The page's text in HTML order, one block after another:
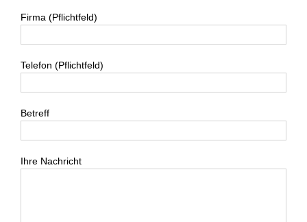
Firma (Pflichtfeld)
Telefon (Pflichtfeld)
Betreff
Ihre Nachricht